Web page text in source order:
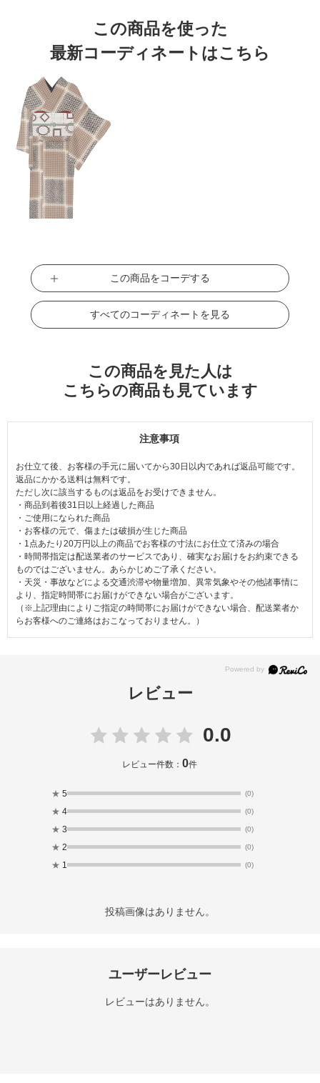
この商品を使った
最新コーディネートはこちら
この商品をコーデする
すべてのコーディネートを見る
この商品を見た人は
こちらの商品も見ています
注意事項
お仕立て後、お客様の手元に届いてから30日以内であれば返品可能です。
返品にかかる送料は無料です。
ただし次に該当するものは返品をお受けできません。
・商品到着後31日以上経過した商品
・ご使用になられた商品
・お客様の元で、傷または破損が生じた商品
・1点あたり20万円以上の商品でお客様の寸法にお仕立て済みの場合
・時間帯指定は配送業者のサービスであり、確実なお届けをお約束できる
ものではございません。あらかじめご了承ください。
・天災・事故などによる交通渋滞や物量増加、異常気象やその他諸事情に
より、指定時間帯にお届けができない場合がございます。
（※上記理由によりご指定の時間帯にお届けができない場合、配送業者か
らお客様へのご連絡はおこなっておりません。）
レビュー
0.0
レビュー件数：0件
★ 5 (0)
★ 4 (0)
★ 3 (0)
★ 2 (0)
★ 1 (0)
投稿画像はありません。
ユーザーレビュー
レビューはありません。